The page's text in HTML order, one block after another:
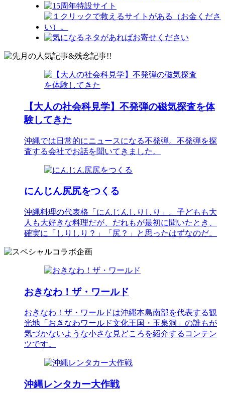
【大人の社会科見学】不発弾の磁気探査を体
験してきた
沖縄では日常的にニュースになる不発弾。不発弾を探
査する会社でお話を聞いてきました。
にんじん尻尻をつくる
沖縄料理の代表格「にんじんしりしり」。子どもも大
人も大好きな料理だが、だれもが最初に聞いたとき、
確実に「しりしり？」「尻？」と思ったはずなのだ。
おきなわ！ザ・ワールド
おきなわ！ザ・ワールドは沖縄本島南部を代表する観
光地「おきなわワールド文化王国・玉泉洞」の誰もが
気づかないような小さな見どころを紹介するコンテン
ツです。
沖縄レンタカー大作戦